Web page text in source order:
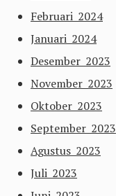
Februari 2024
Januari 2024
Desember 2023
November 2023
Oktober 2023
September 2023
Agustus 2023
Juli 2023